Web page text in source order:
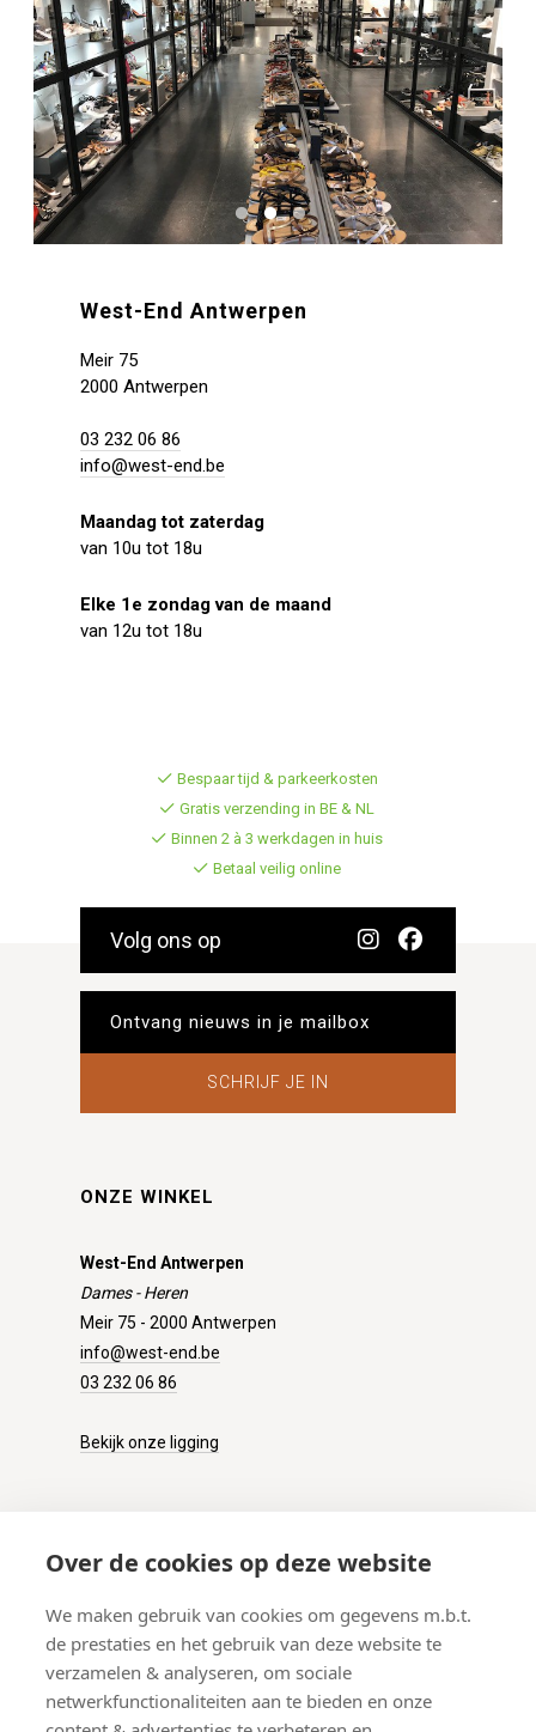
Over de cookies op deze website
We maken gebruik van cookies om gegevens m.b.t.
de prestaties en het gebruik van deze website te
verzamelen & analyseren, om sociale
netwerkfunctionaliteiten aan te bieden en onze
West-End Antwerpen
Meir 75
2000 Antwerpen
03 232 06 86
info@west-end.be
Maandag tot zaterdag
van 10u tot 18u
Elke 1e zondag van de maand
van 12u tot 18u
Bespaar tijd & parkeerkosten
Gratis verzending in BE & NL
Binnen 2 à 3 werkdagen in huis
Betaal veilig online
Volg ons op
SCHRIJF JE IN
ONZE WINKEL
West-End Antwerpen
Dames - Heren
Meir 75 - 2000 Antwerpen
info@west-end.be
03 232 06 86
Bekijk onze ligging
Verzenden
Retourneren
Betalen
Veelgestelde vragen